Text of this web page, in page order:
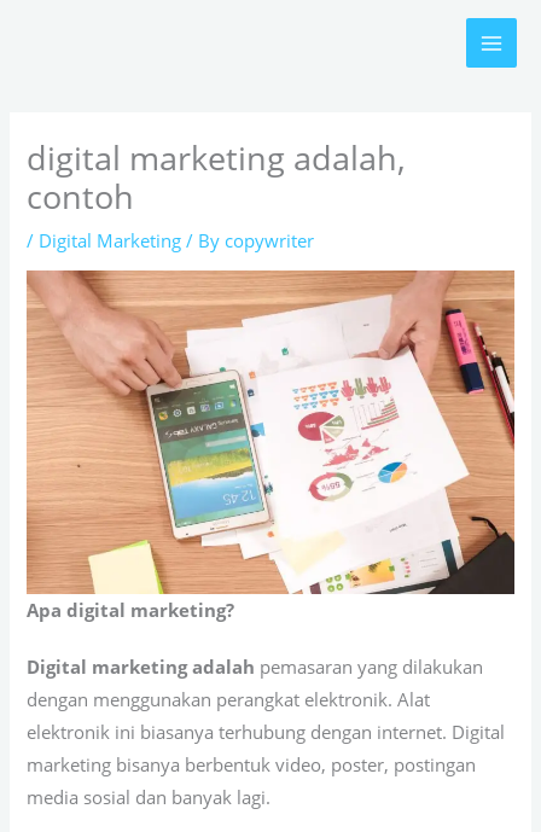
digital marketing adalah,
contoh
/ Digital Marketing / By copywriter
Apa digital marketing?
Digital marketing adalah pemasaran yang dilakukan
dengan menggunakan perangkat elektronik. Alat
elektronik ini biasanya terhubung dengan internet. Digital
marketing bisanya berbentuk video, poster, postingan
media sosial dan banyak lagi.